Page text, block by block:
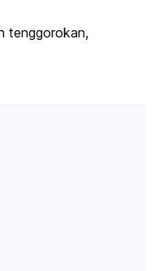
tenggorokan,